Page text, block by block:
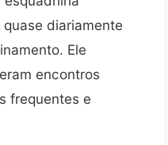
diariamente
Ele
encontros
frequentes e